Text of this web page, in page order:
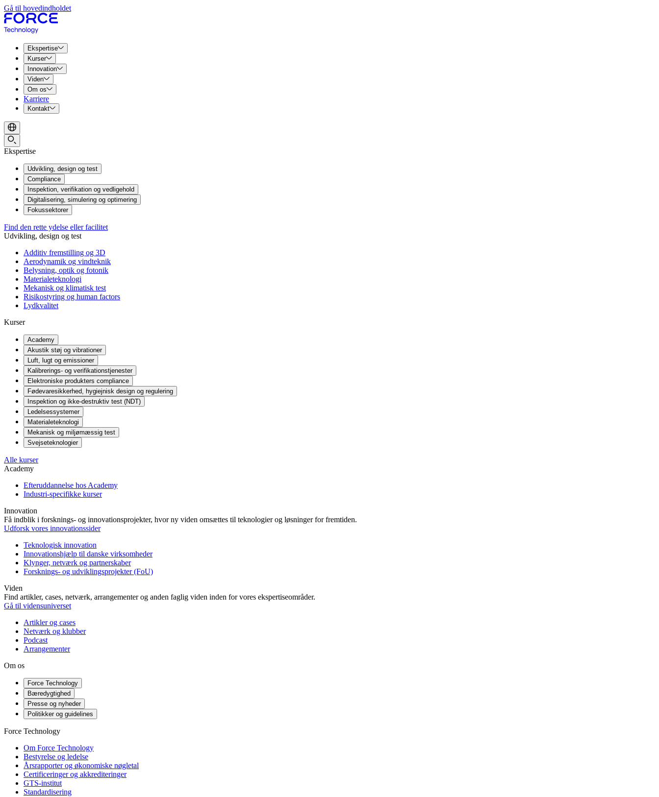
Gå til hovedindholdet
Ekspertise
Kurser
Innovation
Viden
Om os
Karriere
Kontakt
Ekspertise
Udvikling, design og test
Compliance
Inspektion, verifikation og vedligehold
Digitalisering, simulering og optimering
Fokussektorer
Find den rette ydelse eller facilitet
Udvikling, design og test
Additiv fremstilling og 3D
Aerodynamik og vindteknik
Belysning, optik og fotonik
Materialeteknologi
Mekanisk og klimatisk test
Risikostyring og human factors
Lydkvalitet
Kurser
Academy
Akustik støj og vibrationer
Luft, lugt og emissioner
Kalibrerings- og verifikationstjenester
Elektroniske produkters compliance
Fødevaresikkerhed, hygiejnisk design og regulering
Inspektion og ikke-destruktiv test (NDT)
Ledelsessystemer
Materialeteknologi
Mekanisk og miljømæssig test
Svejseteknologier
Alle kurser
Academy
Efteruddannelse hos Academy
Industri-specifikke kurser
Innovation
Få indblik i forsknings- og innovationsprojekter, hvor ny viden omsættes til teknologier og løsninger for fremtiden.
Udforsk vores innovationssider
Teknologisk innovation
Innovationshjælp til danske virksomheder
Klynger, netværk og partnerskaber
Forsknings- og udviklingsprojekter (FoU)
Viden
Find artikler, cases, netværk, arrangementer og anden faglig viden inden for vores ekspertiseområder.
Gå til vidensuniverset
Artikler og cases
Netværk og klubber
Podcast
Arrangementer
Om os
Force Technology
Bæredygtighed
Presse og nyheder
Politikker og guidelines
Force Technology
Om Force Technology
Bestyrelse og ledelse
Årsrapporter og økonomiske nøgletal
Certificeringer og akkrediteringer
GTS-institut
Standardisering